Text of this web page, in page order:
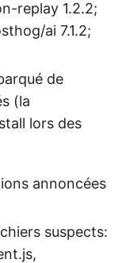
replay 1.2.2;
ai 7.1.2;
de
(la
lors des
annoncées
suspects: